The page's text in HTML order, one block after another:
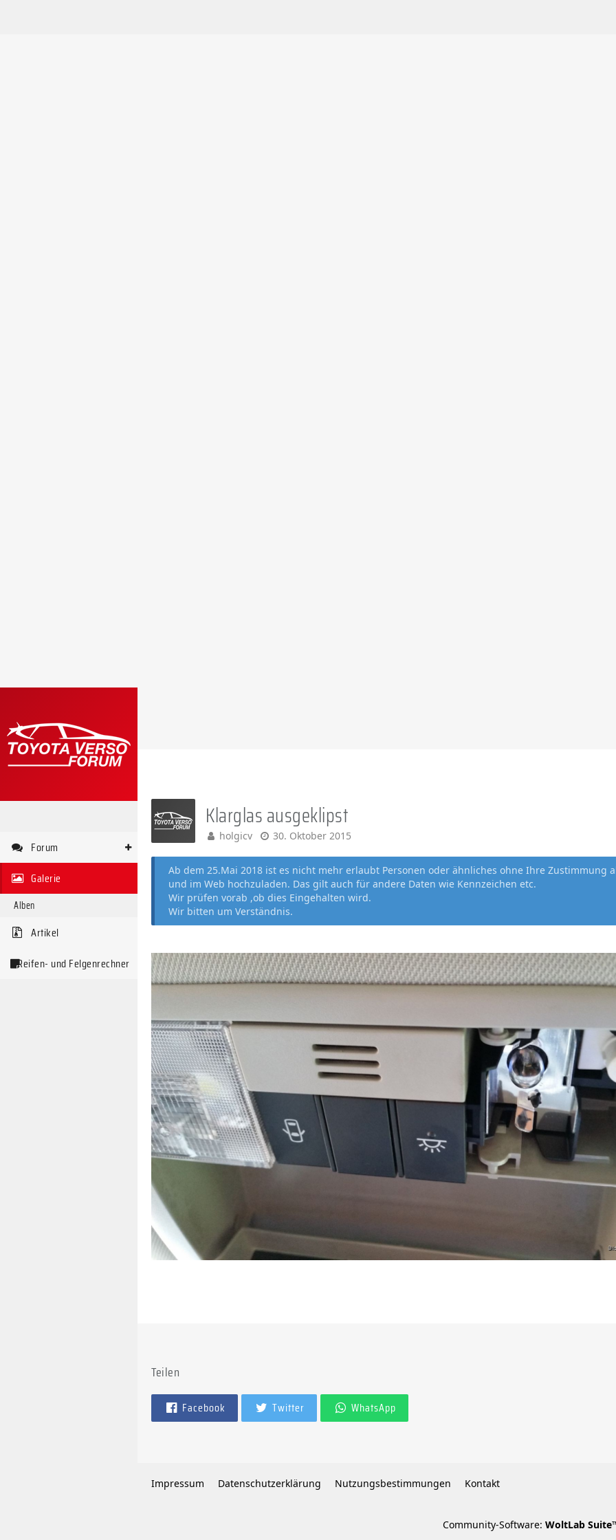
Forum
Galerie
Alben
Artikel
Reifen- und Felgenrechner
Klarglas ausgeklipst
holgicv 30. Oktober 2015
Ab dem 25.Mai 2018 ist es nicht mehr erlaubt Personen oder ähnliches ohne Ihre Zustimmung
und im Web hochzuladen. Das gilt auch für andere Daten wie Kennzeichen etc.
Wir prüfen vorab ,ob dies Eingehalten wird.
Wir bitten um Verständnis.
Teilen
Facebook Twitter WhatsApp
Impressum Datenschutzerklärung Nutzungsbestimmungen Kontakt
Community-Software: WoltLab